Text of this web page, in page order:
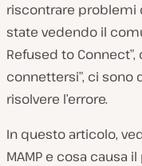
riscontrare problemi
state vedendo il
Refused to
connettersi”, ci
risolvere l’errore.
In questo articolo,
MAMP e cosa causa